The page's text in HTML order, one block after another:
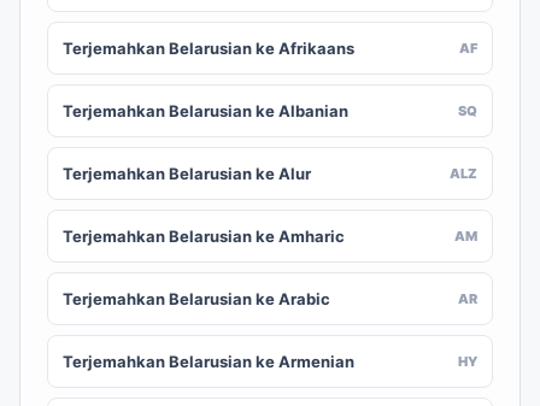
Terjemahkan Belarusian ke Afrikaans AF
Terjemahkan Belarusian ke Albanian SQ
Terjemahkan Belarusian ke Alur ALZ
Terjemahkan Belarusian ke Amharic AM
Terjemahkan Belarusian ke Arabic AR
Terjemahkan Belarusian ke Armenian HY